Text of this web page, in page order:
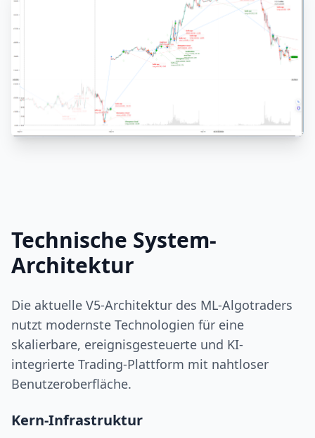
Technische System-
Architektur
Die aktuelle V5-Architektur des ML-Algotraders
nutzt modernste Technologien für eine
skalierbare, ereignisgesteuerte und KI-
integrierte Trading-Plattform mit nahtloser
Benutzeroberfläche.
Kern-Infrastruktur